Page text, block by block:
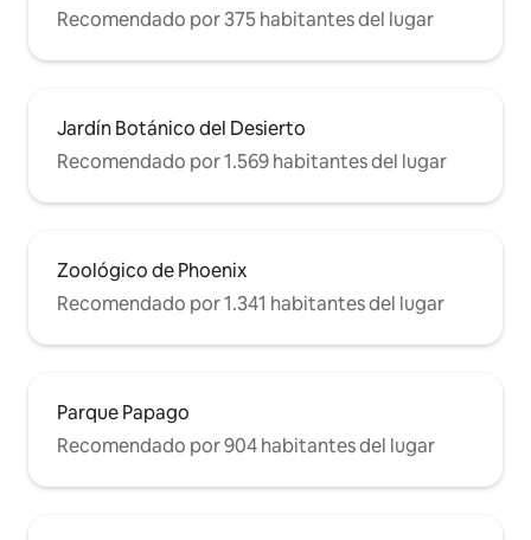
Recomendado por 375 habitantes del lugar
Jardín Botánico del Desierto
Recomendado por 1.569 habitantes del lugar
Zoológico de Phoenix
Recomendado por 1.341 habitantes del lugar
Parque Papago
Recomendado por 904 habitantes del lugar